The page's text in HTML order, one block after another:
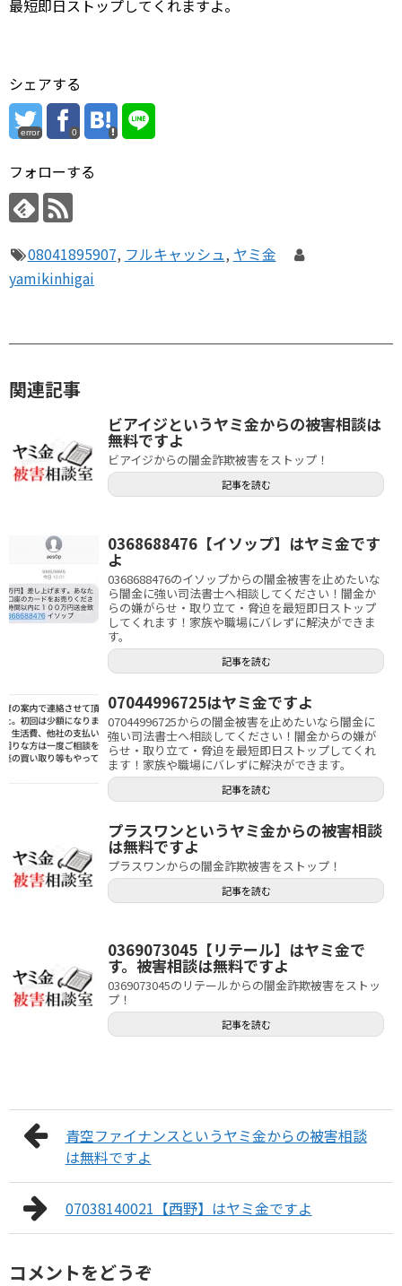
最短即日ストップしてくれますよ。
シェアする
error 0
フォローする
08041895907, フルキャッシュ, ヤミ金
yamikinhigai
関連記事
ビアイジというヤミ金からの被害相談は
無料ですよ
ビアイジからの闇金詐欺被害をストップ！
記事を読む
0368688476【イソップ】はヤミ金です
よ
0368688476のイソップからの闇金被害を止めたいな
ら闇金に強い司法書士へ相談してください！闇金か
らの嫌がらせ・取り立て・脅迫を最短即日ストップ
してくれます！家族や職場にバレずに解決ができま
す。
記事を読む
07044996725はヤミ金ですよ
07044996725からの闇金被害を止めたいなら闇金に
強い司法書士へ相談してください！闇金からの嫌が
らせ・取り立て・脅迫を最短即日ストップしてくれ
ます！家族や職場にバレずに解決ができます。
記事を読む
プラスワンというヤミ金からの被害相談
は無料ですよ
プラスワンからの闇金詐欺被害をストップ！
記事を読む
0369073045【リテール】はヤミ金で
す。被害相談は無料ですよ
0369073045のリテールからの闇金詐欺被害をストッ
プ！
記事を読む
青空ファイナンスというヤミ金からの被害相談
は無料ですよ
07038140021【西野】はヤミ金ですよ
コメントをどうぞ